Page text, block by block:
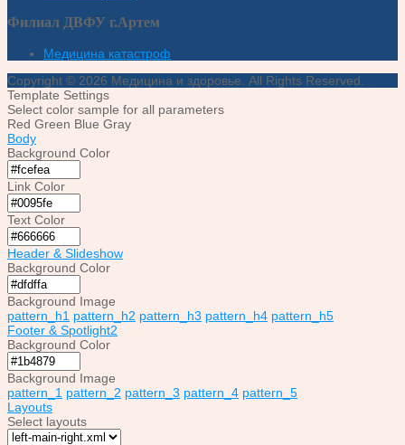
Филиал ДВФУ г.Артем
Медицина катастроф
Copyright © 2026 Медицина и здоровье. All Rights Reserved.
Template Settings
Select color sample for all parameters
Red Green Blue Gray
Body
Background Color
Link Color
Text Color
Header & Slideshow
Background Color
Background Image
pattern_h1 pattern_h2 pattern_h3 pattern_h4 pattern_h5
Footer & Spotlight2
Background Color
Background Image
pattern_1 pattern_2 pattern_3 pattern_4 pattern_5
Layouts
Select layouts